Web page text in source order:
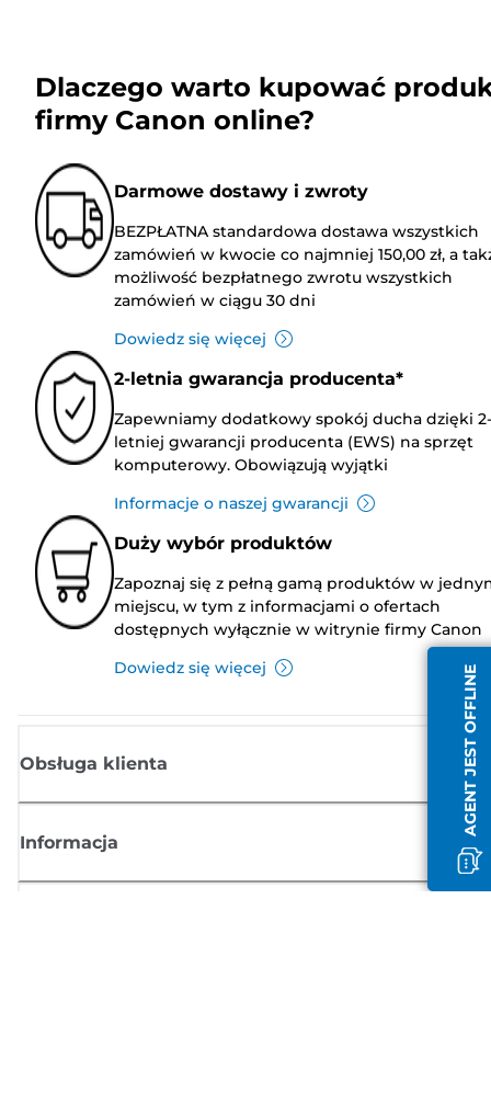
AGENT JEST OFFLINE
Dlaczego warto kupować
firmy Canon online?
Darmowe dostawy i zwroty
BEZPŁATNA standardowa dostawa wszystkich
zamówień w kwocie co najmniej 150,00 zł, a
możliwość bezpłatnego zwrotu wszystkich
zamówień w ciągu 30 dni
Dowiedz się więcej
2-letnia gwarancja producenta*
Zapewniamy dodatkowy spokój ducha dzięki 2-
letniej gwarancji producenta (EWS) na sprzęt
komputerowy. Obowiązują wyjątki
Informacje o naszej gwarancji
Duży wybór produktów
Zapoznaj się z pełną gamą produktów w
miejscu, w tym z informacjami o ofertach
dostępnych wyłącznie w witrynie firmy Canon
Dowiedz się więcej
Obsługa klienta
Informacja